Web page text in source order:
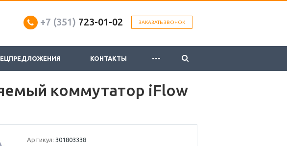
ЗАКАЗАТЬ ЗВОНОК
+7 (351) 723-01-02
КОНТАКТЫ ...
коммутатор iFlow
Артикул: 301803338